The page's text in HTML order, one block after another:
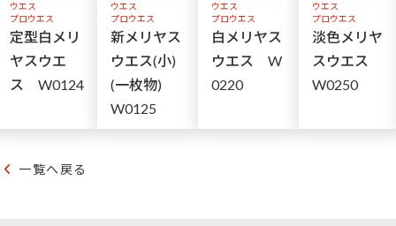
ウエス
プロウエス
定型白メリ
ヤスウエ
ス W0124
ウエス
プロウエス
新メリヤス
ウエス(小)
(一枚物)
W0125
ウエス
プロウエス
白メリヤス
ウエス W
0220
ウエス
プロウエス
淡色メリヤ
スウエス
W0250
一覧へ戻る